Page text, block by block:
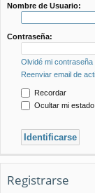
Nombre de Usuario:
Contraseña:
Olvidé mi contraseña
Reenviar email de
Recordar
Ocultar mi
Registrarse